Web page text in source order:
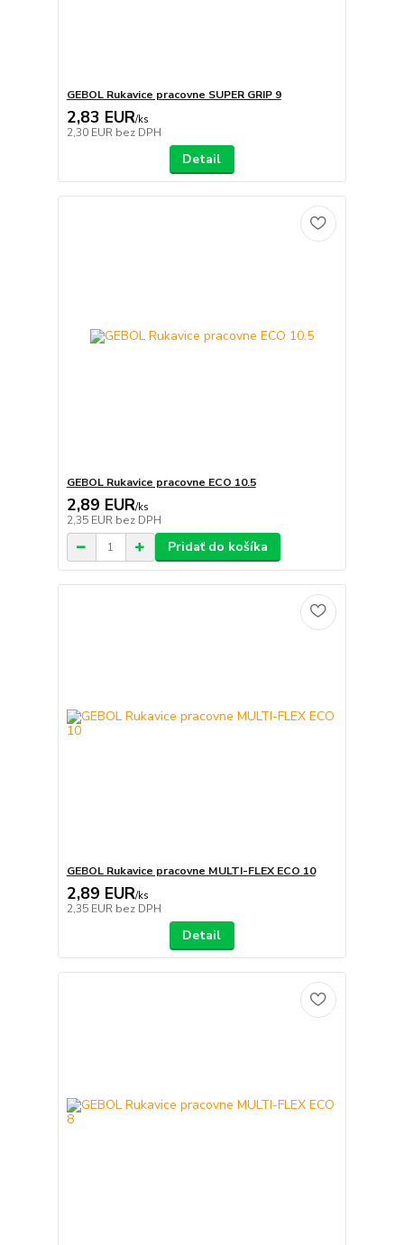
GEBOL Rukavice pracovne SUPER GRIP 9
2,83 EUR/ks
2,30 EUR bez DPH
Detail
GEBOL Rukavice pracovne ECO 10.5
2,89 EUR/ks
2,35 EUR bez DPH
Pridať do košíka
GEBOL Rukavice pracovne MULTI-FLEX ECO 10
2,89 EUR/ks
2,35 EUR bez DPH
Detail